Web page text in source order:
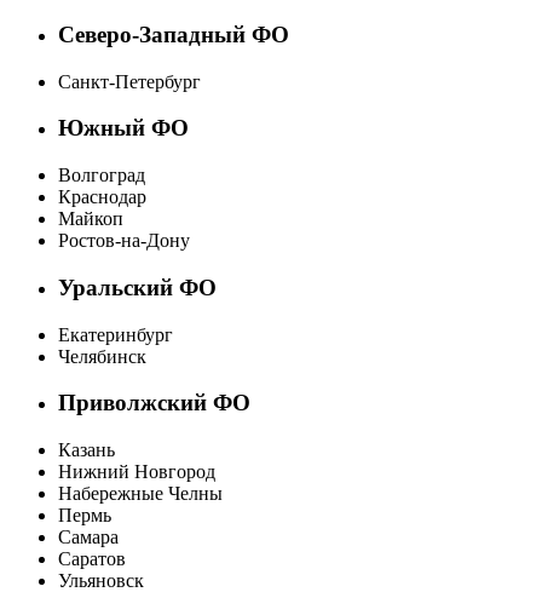
Северо-Западный ФО
Санкт-Петербург
Южный ФО
Волгоград
Краснодар
Майкоп
Ростов-на-Дону
Уральский ФО
Екатеринбург
Челябинск
Приволжский ФО
Казань
Нижний Новгород
Набережные Челны
Пермь
Самара
Саратов
Ульяновск